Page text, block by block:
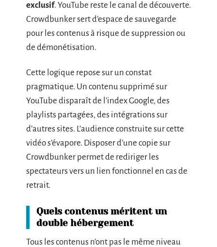
exclusif. YouTube reste le canal de découverte.
Crowdbunker sert d’espace de sauvegarde
pour les contenus à risque de suppression ou
de démonétisation.
Cette logique repose sur un constat
pragmatique. Un contenu supprimé sur
YouTube disparaît de l’index Google, des
playlists partagées, des intégrations sur
d’autres sites. L’audience construite sur cette
vidéo s’évapore. Disposer d’une copie sur
Crowdbunker permet de rediriger les
spectateurs vers un lien fonctionnel en cas de
retrait.
Quels contenus méritent un
double hébergement
Tous les contenus n’ont pas le même niveau